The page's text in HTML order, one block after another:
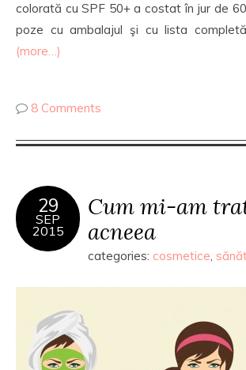
colorată cu SPF 50+ a costat în jur de
poze cu ambalajul şi cu lista
(more…)
8 Comments
29
SEP
2015
Cum mi-am
acneea
categories: cosmetice,